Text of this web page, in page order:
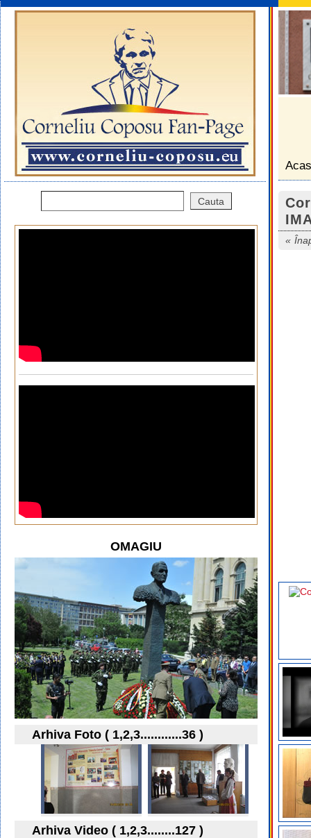
OMAGIU
Arhiva Foto ( 1,2,3............36 )
Arhiva Video ( 1,2,3........127 )